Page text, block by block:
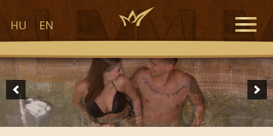
HU EN
Toggle